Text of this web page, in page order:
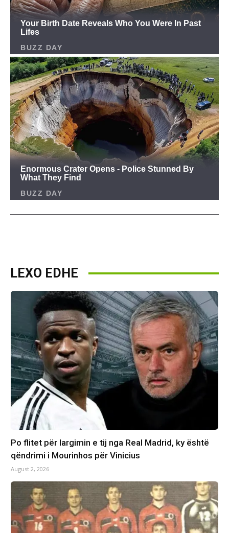
LEXO EDHE
Po flitet për largimin e tij nga Real Madrid, ky është
qëndrimi i Mourinhos për Vinicius
August 2, 2026